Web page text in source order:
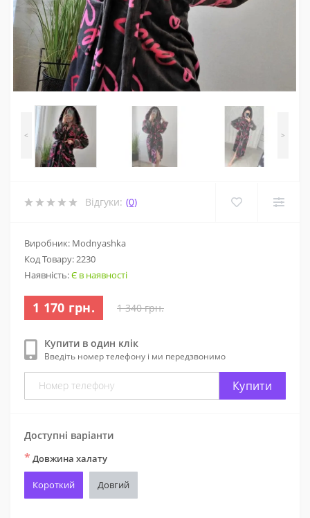
< >
Відгуки: (0)
Виробник: Modnyashka
Код Товару: 2230
Наявність:Є в наявності
1 170 грн. 1 340 грн.
Купити в один клік
Введіть номер телефону і ми передзвонимо
Купити
Доступні варіанти
* Довжина халату
Короткий Довгий